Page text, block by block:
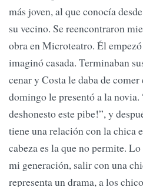
más joven, al que conocía
su vecino. Se reencontraron
obra en Microteatro. Él
imaginó casada. Terminaban
cenar y Costa le daba de
domingo le presentó a la novia.
deshonesto este pibe!”, y
tiene una relación con la chica
cabeza es la que no permite.
mi generación, salir con una
representa un drama, a los